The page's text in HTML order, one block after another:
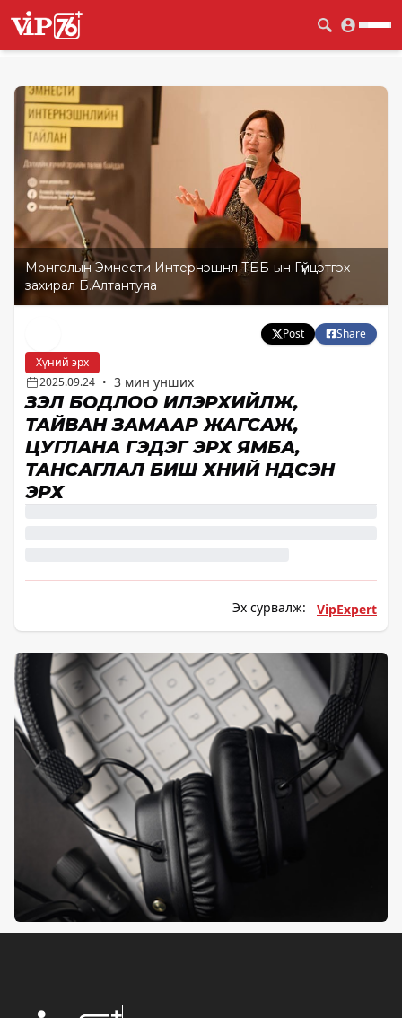
Монголын Эмнести Интернэшнл ТББ-ын Гүйцэтгэх
захирал Б.Алтантуяа
Post
Share
Хүний эрх
2025.09.24 • 3 мин унших
ҮЗЭЛ БОДЛОО ИЛЭРХИЙЛЖ,
ТАЙВАН ЗАМААР ЖАГСАЖ,
ЦУГЛАНА ГЭДЭГ ЭРХ ЯМБА,
ТАНСАГЛАЛ БИШ ХҮНИЙ ҮНДСЭН
ЭРХ
Эх сурвалж: VipExpert